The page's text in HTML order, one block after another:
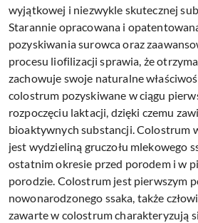
wyjątkowej i niezwykle skutecznej
Starannie opracowana i
pozyskiwania surowca oraz
procesu liofilizacji sprawia, że
zachowuje swoje naturalne
colostrum pozyskiwane w ciągu
rozpoczęciu laktacji, dzięki czemu
bioaktywnych substancji. Colostrum
jest wydzieliną gruczołu mlekowego
ostatnim okresie przed porodem i w
porodzie. Colostrum jest pierwszym
nowonarodzonego ssaka, także
zawarte w colostrum charakteryzują